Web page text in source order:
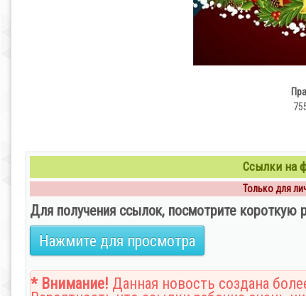
Ссылки на
Только для
Для получения ссылок, посмотрите короткую
Нажмите для просмотра
* Внимание! Данная новость создана